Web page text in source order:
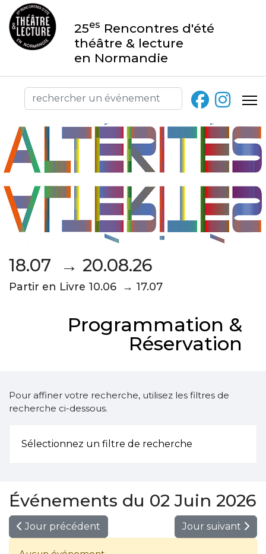
25es Rencontres d'été
théâtre & lecture
en Normandie
18.07 → 20.08.26
Partir en Livre 10.06 → 17.07
Programmation &
Réservation
Pour affiner votre recherche, utilisez les filtres de
recherche ci-dessous.
Sélectionnez un filtre de recherche
Événements du 02 Juin 2026
Jour précédent Jour suivant